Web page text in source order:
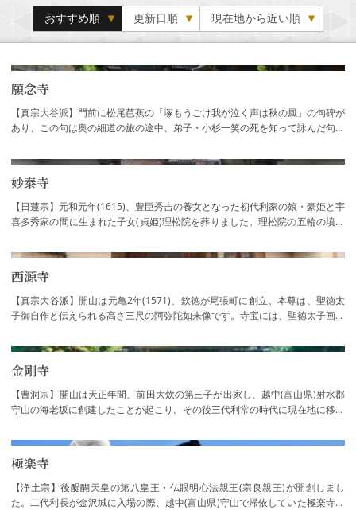
おすすめ順 更新日順 現在地から近い順
願念寺
【真宗大谷派】門前に松尾芭蕉の「塚もうごけ我が泣く声は秋の風」の句碑が
あり、この句は奥の細道の旅の途中、弟子・小杉一笑の死を知って詠んだ句。
妙泰寺
【日蓮宗】元和元年(1615)、豊臣秀吉の養女となった初代利家の娘・豪姫と宇
喜多秀家の間に生まれた子女(貞姫)理松院を葬りました。理松院の五輪の墳墓
西源寺
【真宗大谷派】開山は元亀2年(1571)、欽徳が尾張町に創立。本尊は、聖徳太
子御自作と伝えられる高さ三尺の阿弥陀如来像です。寺宝には、聖徳太子画像
金剛寺
【曹洞宗】開山は天正年間、前田大炊の第三子が出家し、越中(富山県)射水郡
守山の海老坂に創建したことが起こり。その後三代利常の時代に現在地に移り
極楽寺
【浄土宗】後醍醐天皇の第八皇王・仏眼明心法親王(宗良親王)が開創しまし
た。二代利長が金沢城に入場の際、越中(富山県)守山で帰依していた極楽寺暫